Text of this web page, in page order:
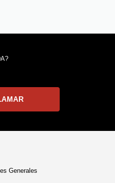
Generales